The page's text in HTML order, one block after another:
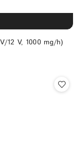
12 V, 1000 mg/h)